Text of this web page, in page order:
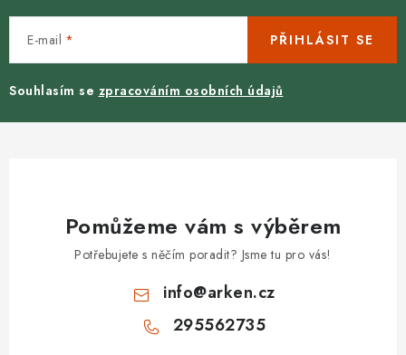
E-mail
Souhlasím se zpracováním osobních údajů
PŘIHLÁSIT SE
Pomůžeme vám s výběrem
Potřebujete s něčím poradit? Jsme tu pro vás!
info@arken.cz
295562735